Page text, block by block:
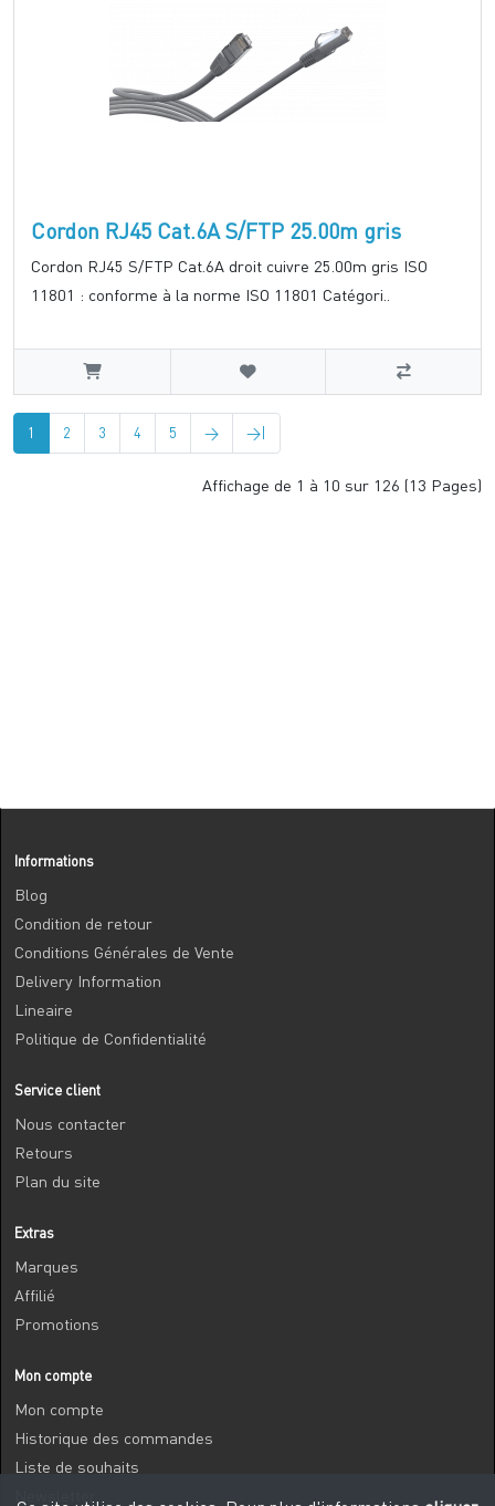
Cordon RJ45 Cat.6A S/FTP 25.00m gris
Cordon RJ45 S/FTP Cat.6A droit cuivre 25.00m gris ISO
11801 : conforme à la norme ISO 11801 Catégori..
1 2 3 4 5 > >|
Affichage de 1 à 10 sur 126 (13 Pages)
Informations
Blog
Condition de retour
Conditions Générales de Vente
Delivery Information
Lineaire
Politique de Confidentialité
Service client
Nous contacter
Retours
Plan du site
Extras
Marques
Affilié
Promotions
Mon compte
Mon compte
Historique des commandes
Liste de souhaits